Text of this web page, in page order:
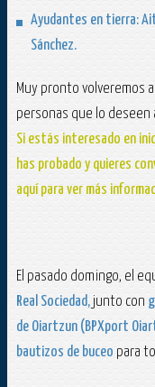
Ayudantes en tierra:
Sánchez.
Muy pronto volveremos
personas que lo
Si estás interesado en
has probado y quieres
aquí para ver más
El pasado domingo, el
Real Sociedad, junto con
de Oiartzun (BPXport
bautizos de buceo para